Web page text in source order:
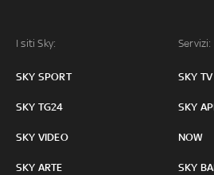
I siti Sky:
SKY SPORT
SKY TG24
SKY VIDEO
SKY ARTE
Servizi:
SKY TV
SKY
NOW
SKY